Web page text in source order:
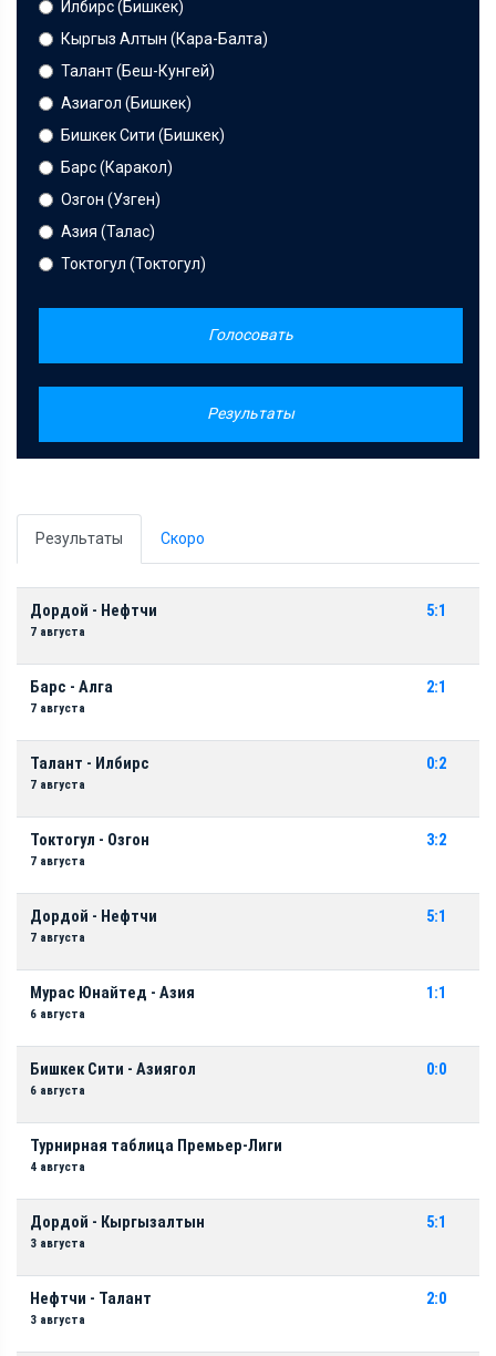
Илбирс (Бишкек)
Кыргыз Алтын (Кара-Балта)
Талант (Беш-Кунгей)
Азиагол (Бишкек)
Бишкек Сити (Бишкек)
Барс (Каракол)
Озгон (Узген)
Азия (Талас)
Токтогул (Токтогул)
Голосовать
Результаты
Результаты Скоро
Дордой - Нефтчи
7 августа
5:1
Барс - Алга
7 августа
2:1
Талант - Илбирс
7 августа
0:2
Токтогул - Озгон
7 августа
3:2
Дордой - Нефтчи
7 августа
5:1
Мурас Юнайтед - Азия
6 августа
1:1
Бишкек Сити - Азиягол
6 августа
0:0
Турнирная таблица Премьер-Лиги
4 августа
Дордой - Кыргызалтын
3 августа
5:1
Нефтчи - Талант
3 августа
2:0